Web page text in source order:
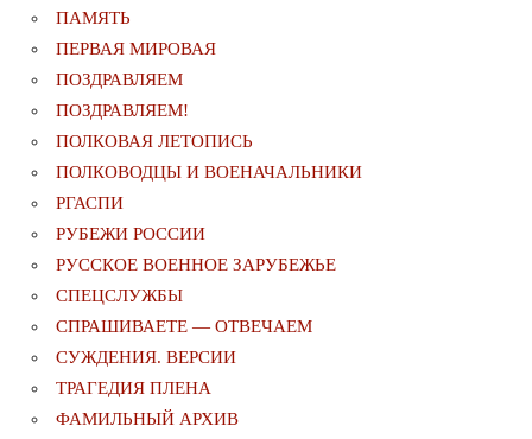
ПАМЯТЬ
ПЕРВАЯ МИРОВАЯ
ПОЗДРАВЛЯЕМ
ПОЗДРАВЛЯЕМ!
ПОЛКОВАЯ ЛЕТОПИСЬ
ПОЛКОВОДЦЫ И ВОЕНАЧАЛЬНИКИ
РГАСПИ
РУБЕЖИ РОССИИ
РУССКОЕ ВОЕННОЕ ЗАРУБЕЖЬЕ
СПЕЦСЛУЖБЫ
СПРАШИВАЕТЕ — ОТВЕЧАЕМ
СУЖДЕНИЯ. ВЕРСИИ
ТРАГЕДИЯ ПЛЕНА
ФАМИЛЬНЫЙ АРХИВ